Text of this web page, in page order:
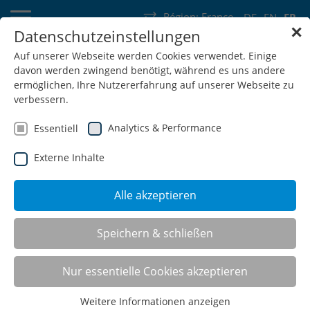
DE EN FR
Région: France
Allemagne Suisse Autriche Belgique Luxembourg
Pays-Bas Wallonie
SHOP
Présentoirs CNC (TAG)
✕
Datenschutzeinstellungen
Auf unserer Webseite werden Cookies verwendet. Einige
davon werden zwingend benötigt, während es uns andere
ermöglichen, Ihre Nutzererfahrung auf unserer Webseite zu
verbessern.
Essentiell Analytics & Performance
Externe Inhalte
Alle akzeptieren
Speichern & schließen
Nur essentielle Cookies akzeptieren
Weitere Informationen anzeigen